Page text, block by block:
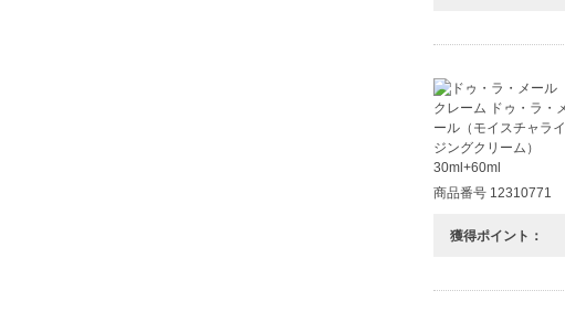
商品番号 12310771
獲得ポイント：